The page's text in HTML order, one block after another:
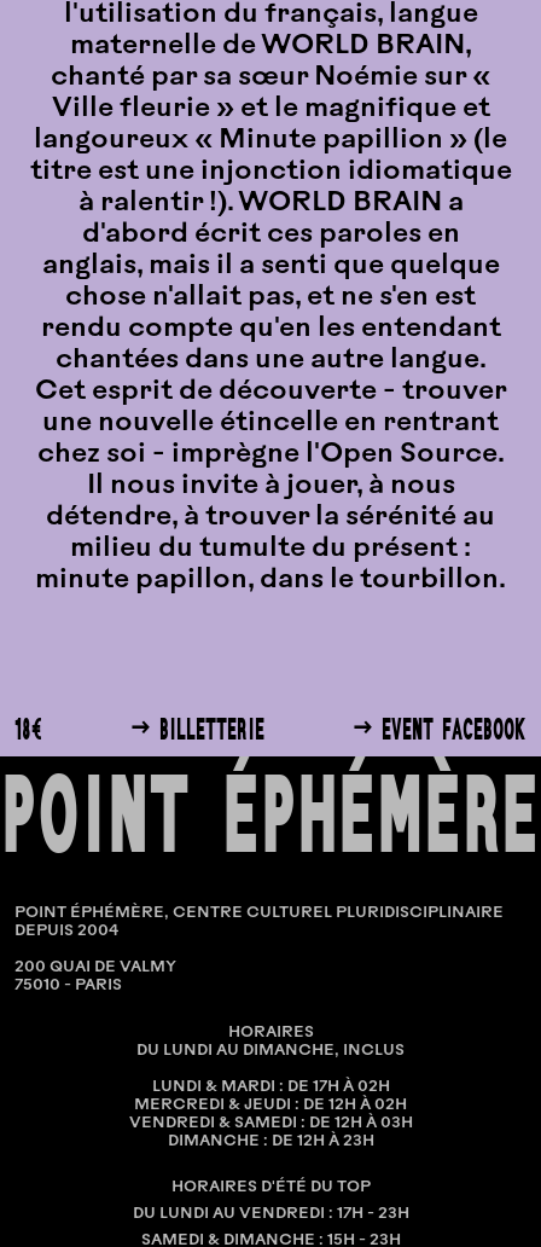
l'utilisation du français, langue
maternelle de WORLD BRAIN,
chanté par sa sœur Noémie sur «
Ville fleurie » et le magnifique et
langoureux « Minute papillion » (le
titre est une injonction idiomatique
à ralentir !). WORLD BRAIN a
d'abord écrit ces paroles en
anglais, mais il a senti que quelque
chose n'allait pas, et ne s'en est
rendu compte qu'en les entendant
chantées dans une autre langue.
Cet esprit de découverte - trouver
une nouvelle étincelle en rentrant
chez soi - imprègne l'Open Source.
Il nous invite à jouer, à nous
détendre, à trouver la sérénité au
milieu du tumulte du présent :
minute papillon, dans le tourbillon.
18€ → BILLETTERIE → EVENT FACEBOOK
POINT ÉPHÉMÈRE
POINT ÉPHÉMÈRE, CENTRE CULTUREL PLURIDISCIPLINAIRE
DEPUIS 2004
200 QUAI DE VALMY
75010 - PARIS
HORAIRES
DU LUNDI AU DIMANCHE, INCLUS
LUNDI & MARDI : DE 17H À 02H
MERCREDI & JEUDI : DE 12H À 02H
VENDREDI & SAMEDI : DE 12H À 03H
DIMANCHE : DE 12H À 23H
HORAIRES D'ÉTÉ DU TOP
DU LUNDI AU VENDREDI : 17H - 23H
SAMEDI & DIMANCHE : 15H - 23H